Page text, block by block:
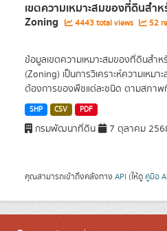
เขตความเหมาะสมของที่ดินสำ
Zoning 4443 total views 52
ข้อมูลเขตความเหมาะสมของที่ดินสำ
(Zoning) เป็นการวิเคราะห์ความเห
ต้องการของพืชแต่ละชนิด ตามสภาพ
SHP CSV PDF
กรมพัฒนาที่ดิน 7 ตุลาคม
คุณสามารถเข้าถึงคลังทาง API (ให้ดู คู่มือ